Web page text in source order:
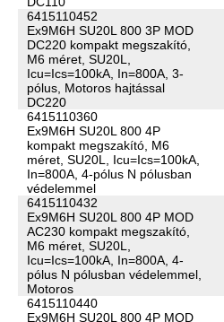
6415110452
Ex9M6H SU20L 800 3P MOD
DC220 kompakt megszakító,
M6 méret, SU20L,
Icu=Ics=100kA, In=800A, 3-
pólus, Motoros hajtással
DC220
6415110360
Ex9M6H SU20L 800 4P
kompakt megszakító, M6
méret, SU20L, Icu=Ics=100kA,
In=800A, 4-pólus N pólusban
védelemmel
6415110432
Ex9M6H SU20L 800 4P MOD
AC230 kompakt megszakító,
M6 méret, SU20L,
Icu=Ics=100kA, In=800A, 4-
pólus N pólusban védelemmel,
Motoros
6415110440
Ex9M6H SU20L 800 4P MOD